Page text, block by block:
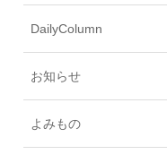
DailyColumn
お知らせ
よみもの